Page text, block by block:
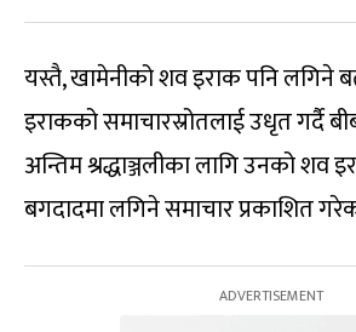
यस्तै, खामेनीको शव इराक पनि लगिने
इराकको समाचारस्रोतलाई उधृत गर्दै
अन्तिम श्रद्धाञ्जलीका लागि उनको शव
बगदादमा लगिने समाचार प्रकाशित